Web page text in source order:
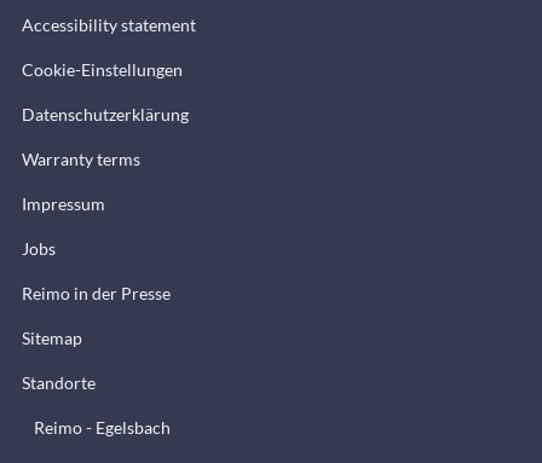
Accessibility statement
Cookie-Einstellungen
Datenschutzerklärung
Warranty terms
Impressum
Jobs
Reimo in der Presse
Sitemap
Standorte
Reimo - Egelsbach